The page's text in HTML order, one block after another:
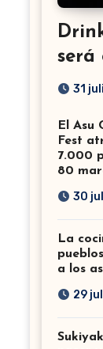
será
31
El Asu
Fest
7.000
80
30
La
a los
29